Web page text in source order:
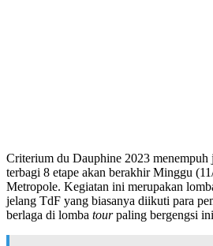
Criterium du Dauphine 2023 menempuh
terbagi 8 etape akan berakhir Minggu
Metropole. Kegiatan ini merupakan
jelang TdF yang biasanya diikuti para
berlaga di lomba tourpaling bergengsi